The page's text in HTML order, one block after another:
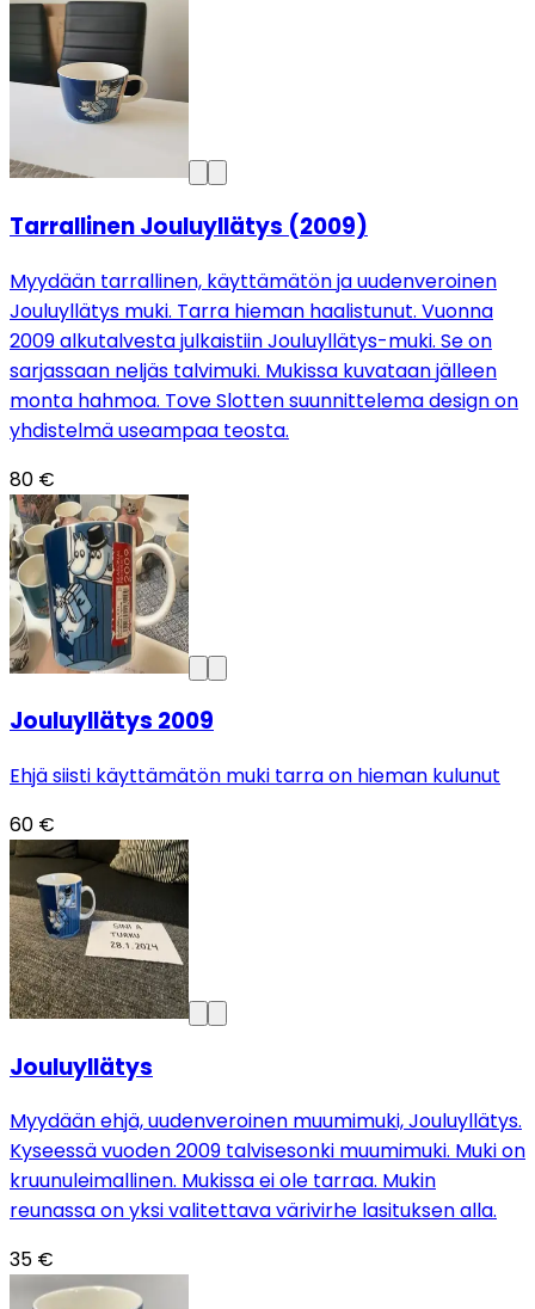
Tarrallinen Jouluyllätys (2009)
Myydään tarrallinen, käyttämätön ja uudenveroinen
Jouluyllätys muki. Tarra hieman haalistunut. Vuonna
2009 alkutalvesta julkaistiin Jouluyllätys-muki. Se on
sarjassaan neljäs talvimuki. Mukissa kuvataan jälleen
monta hahmoa. Tove Slotten suunnittelema design on
yhdistelmä useampaa teosta.
80 €
Jouluyllätys 2009
Ehjä siisti käyttämätön muki tarra on hieman kulunut
60 €
Jouluyllätys
Myydään ehjä, uudenveroinen muumimuki, Jouluyllätys.
Kyseessä vuoden 2009 talvisesonki muumimuki. Muki on
kruunuleimallinen. Mukissa ei ole tarraa. Mukin
reunassa on yksi valitettava värivirhe lasituksen alla.
35 €